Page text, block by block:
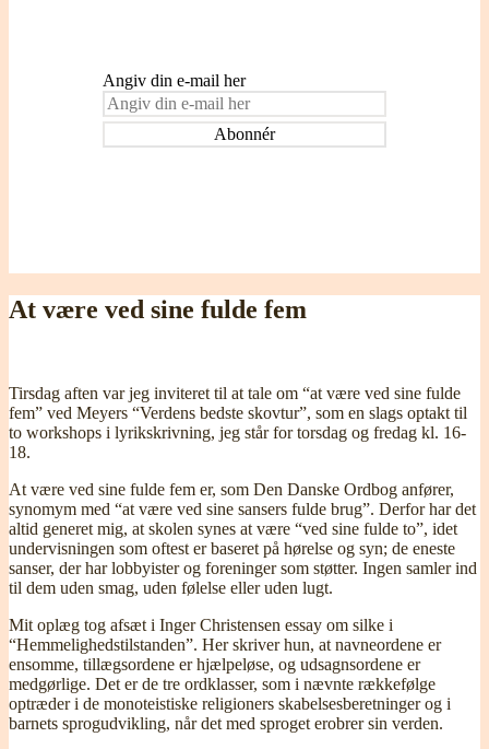
Angiv din e-mail her
At være ved sine fulde fem
Tirsdag aften var jeg inviteret til at tale om “at være ved sine fulde
fem” ved Meyers “Verdens bedste skovtur”, som en slags optakt til
to workshops i lyrikskrivning, jeg står for torsdag og fredag kl. 16-
18.
At være ved sine fulde fem er, som Den Danske Ordbog anfører,
synomym med “at være ved sine sansers fulde brug”. Derfor har det
altid generet mig, at skolen synes at være “ved sine fulde to”, idet
undervisningen som oftest er baseret på hørelse og syn; de eneste
sanser, der har lobbyister og foreninger som støtter. Ingen samler ind
til dem uden smag, uden følelse eller uden lugt.
Mit oplæg tog afsæt i Inger Christensen essay om silke i
“Hemmelighedstilstanden”. Her skriver hun, at navneordene er
ensomme, tillægsordene er hjælpeløse, og udsagnsordene er
medgørlige. Det er de tre ordklasser, som i nævnte rækkefølge
optræder i de monoteistiske religioners skabelsesberetninger og i
barnets sprogudvikling, når det med sproget erobrer sin verden.